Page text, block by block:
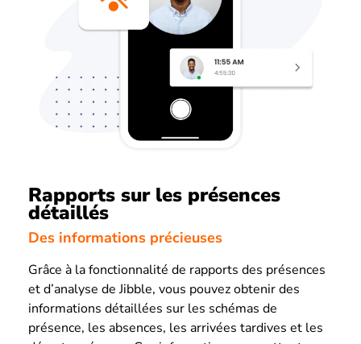
Rapports sur les présences
détaillés
Des informations précieuses
Grâce à la fonctionnalité de rapports des présences
et d’analyse de Jibble, vous pouvez obtenir des
informations détaillées sur les schémas de
présence, les absences, les arrivées tardives et les